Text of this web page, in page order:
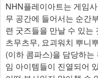
NHN플레이아트는 게임
무 공간에 들어서는 순간
련 굿즈들을 만날 수 있는
츠무츠무, 요괴워치 뿌니
(이하 콤파스)을 담당하
임 아이템들이 진열되어